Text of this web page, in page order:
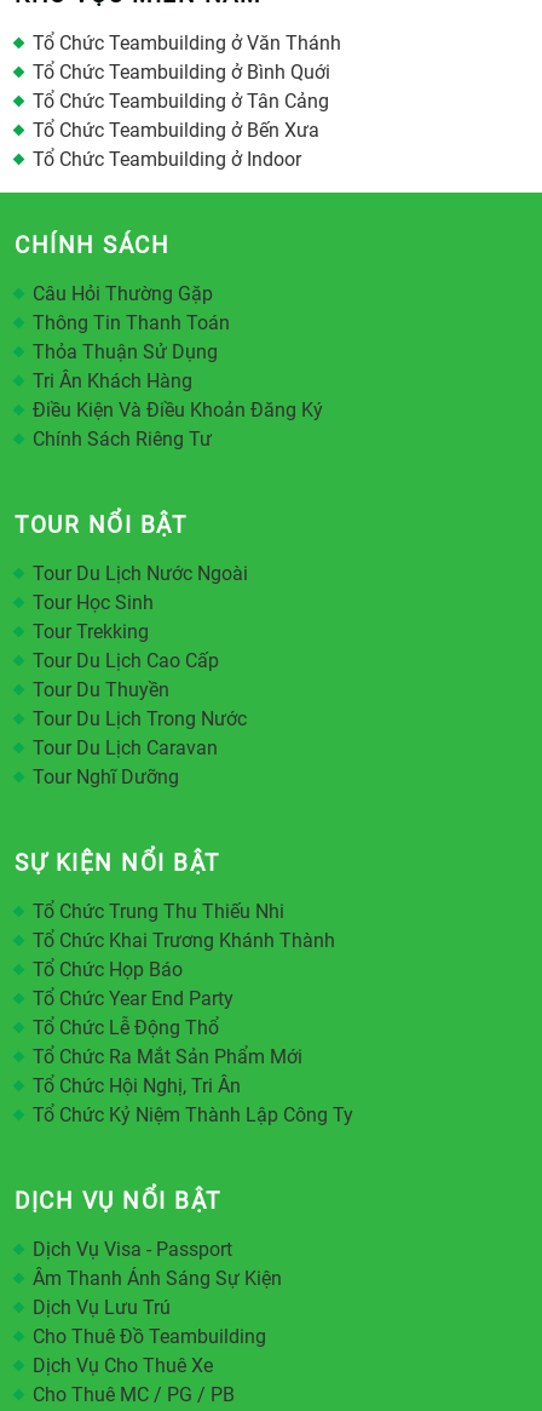
Tổ Chức Teambuilding ở Văn Thánh
Tổ Chức Teambuilding ở Bình Quới
Tổ Chức Teambuilding ở Tân Cảng
Tổ Chức Teambuilding ở Bến Xưa
Tổ Chức Teambuilding ở Indoor
CHÍNH SÁCH
Câu Hỏi Thường Gặp
Thông Tin Thanh Toán
Thỏa Thuận Sử Dụng
Tri Ân Khách Hàng
Điều Kiện Và Điều Khoản Đăng Ký
Chính Sách Riêng Tư
TOUR NỔI BẬT
Tour Du Lịch Nước Ngoài
Tour Học Sinh
Tour Trekking
Tour Du Lịch Cao Cấp
Tour Du Thuyền
Tour Du Lịch Trong Nước
Tour Du Lịch Caravan
Tour Nghĩ Dưỡng
SỰ KIỆN NỔI BẬT
Tổ Chức Trung Thu Thiếu Nhi
Tổ Chức Khai Trương Khánh Thành
Tổ Chức Họp Báo
Tổ Chức Year End Party
Tổ Chức Lễ Động Thổ
Tổ Chức Ra Mắt Sản Phẩm Mới
Tổ Chức Hội Nghị, Tri Ân
Tổ Chức Kỷ Niệm Thành Lập Công Ty
DỊCH VỤ NỔI BẬT
Dịch Vụ Visa - Passport
Âm Thanh Ánh Sáng Sự Kiện
Dịch Vụ Lưu Trú
Cho Thuê Đồ Teambuilding
Dịch Vụ Cho Thuê Xe
Cho Thuê MC / PG / PB